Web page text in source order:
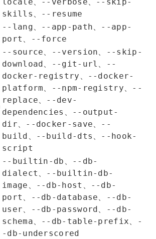
skills 、
--resume
--lang、 --app-path、
--app-
port 、 --force
--source、 --version、
--skip-
download、 --git-url 、
--
docker-registry 、
--docker-
platform、 --npm-registry、
--
replace、
--dev-
dependencies 、
--output-
dir、 --docker-save、
--
build 、 --build-dts 、
--hook-
script
--builtin-db 、
--db-
dialect 、
--builtin-db-
image 、 --db-host 、
--db-
port 、 --db-database、
--db-
user、 --db-password、
--db-
schema、 --db-table-prefix、
-
-db-underscored